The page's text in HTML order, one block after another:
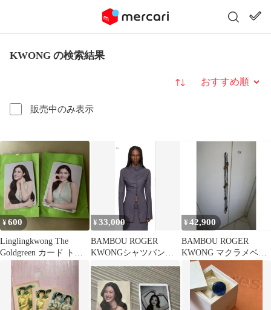
KWONG の検索結果
販売中のみ表示
並び替え
¥600
Linglingkwong The
Goldgreen カード トレ
¥33,000
BAMBOU ROGER
KWONGシャツバンブ
ーロジャークォン
¥ 42,900
BAMBOU ROGER
KWONG マクラメベル